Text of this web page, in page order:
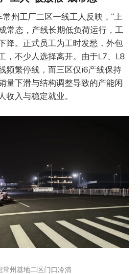
常州工厂二区一线工人反映，“上
常态，产线长期低负荷运行，工
降。正式员工为工时发愁，外包
，不少人选择离开。由于L7、L8
频繁停线，而三区仅i6产线保持
量下滑与结构调整导致的产能闲
收入与稳定就业。
常州基地二区门口冷清